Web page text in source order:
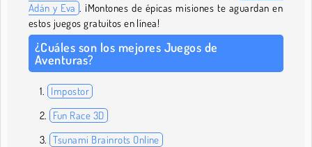
Adán y Eva . ¡Montones de épicas misiones te aguardan en
estos juegos gratuitos en línea!
¿Cuáles son los mejores Juegos de
Aventuras?
Impostor
Fun Race 3D
Tsunami Brainrots Online